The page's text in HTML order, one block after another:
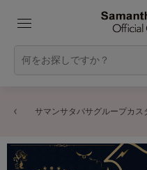
サマンサタバサグループカ